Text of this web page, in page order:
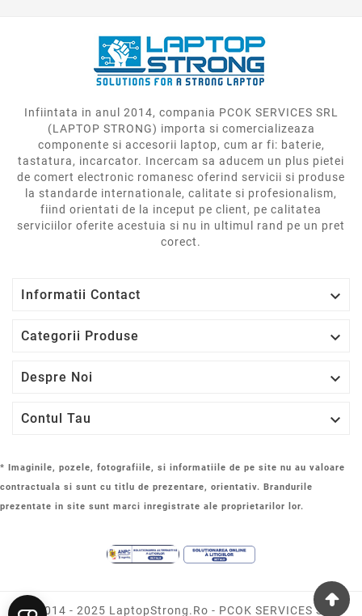
Infiintata in anul 2014, compania PCOK SERVICES SRL
(LAPTOP STRONG) importa si comercializeaza
componente si accesorii laptop, cum ar fi: baterie,
tastatura, incarcator. Incercam sa aducem un plus pietei
de comert electronic romanesc oferind servicii si produse
la standarde internationale, calitate si profesionalism,
fiind orientati de la inceput pe client, pe calitatea
serviciilor oferite acestuia si nu in ultimul rand pe un pret
corect.
Informatii Contact 
Categorii Produse 
Despre Noi 
Contul Tau 
* Imaginile, pozele, fotografiile, si informatiile de pe site nu au valoare
contractuala si sunt cu titlu de prezentare, orientativ. Brandurile
prezentate in site sunt marci inregistrate ale proprietarilor lor.
© 2014 - 2025 LaptopStrong.ro - PCOK SERVICES SRL